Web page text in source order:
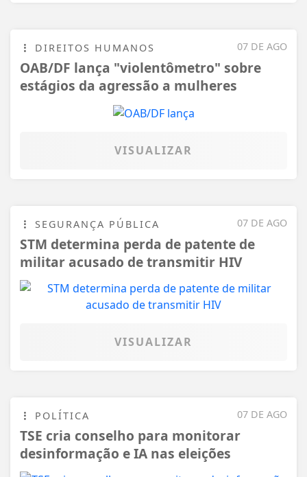
07 DE AGO
DIREITOS HUMANOS
OAB/DF lança "violentômetro" sobre
estágios da agressão a mulheres
VISUALIZAR
07 DE AGO
SEGURANÇA PÚBLICA
STM determina perda de patente de
militar acusado de transmitir HIV
VISUALIZAR
07 DE AGO
POLÍTICA
TSE cria conselho para monitorar
desinformação e IA nas eleições